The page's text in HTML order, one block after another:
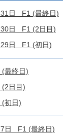
31日 F1 (最終日)
30日 F1 (2日目)
29日 F1 (初日)
最終日)
日目)
初日)
7日 F1 (最終日)